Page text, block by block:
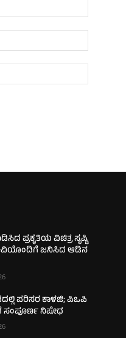
ಪ್ರಕೃತಿಯ ವಿಚಿತ್ರ ಸೃಷ್ಟಿ
ಕಿವಿಯೊಂದಿಗೆ ಜನಿಸಿದ ಆಡಿನ
ಪರಿಸರ ಕಾಳಜಿ; ಪಿಒಪಿ
ನಿಷೇಧ